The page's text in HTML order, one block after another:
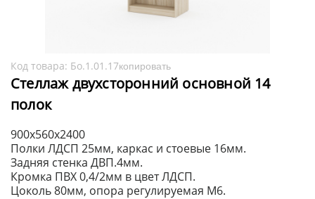
Код товара: Бо.1.01.17копировать
Стеллаж двухсторонний основной 14
полок
Полки ЛДСП 25мм, каркас и стоевые 16мм.
Задняя стенка ДВП.4мм.
Кромка ПВХ 0,4/2мм в цвет ЛДСП.
Цоколь 80мм, опора регулируемая М6.
900х560х2400